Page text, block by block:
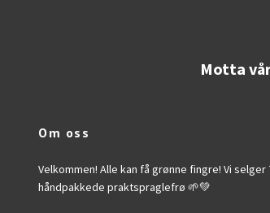
Motta
Om oss
Velkommen! Alle kan få grønne fingre! Vi
håndpakkede praktspraglefrø 🌱💚